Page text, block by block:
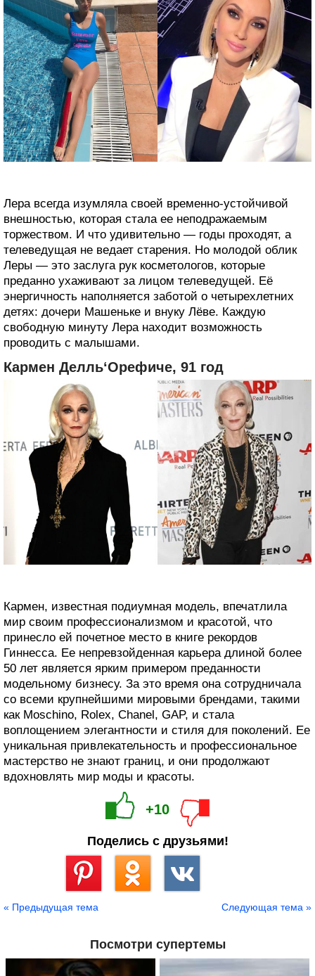
Лера всегда изумляла своей временно-устойчивой
внешностью, которая стала ее неподражаемым
торжеством. И что удивительно — годы проходят, а
телеведущая не ведает старения. Но молодой облик
Леры — это заслуга рук косметологов, которые
преданно ухаживают за лицом телеведущей. Её
энергичность наполняется заботой о четырехлетних
детях: дочери Машеньке и внуку Лёве. Каждую
свободную минуту Лера находит возможность
проводить с малышами.
Кармен Делль‘Орефиче, 91 год
Кармен, известная подиумная модель, впечатлила
мир своим профессионализмом и красотой, что
принесло ей почетное место в книге рекордов
Гиннесса. Ее непревзойденная карьера длиной более
50 лет является ярким примером преданности
модельному бизнесу. За это время она сотрудничала
со всеми крупнейшими мировыми брендами, такими
как Moschino, Rolex, Chanel, GAP, и стала
воплощением элегантности и стиля для поколений. Ее
уникальная привлекательность и профессиональное
мастерство не знают границ, и они продолжают
вдохновлять мир моды и красоты.
+10
Поделись с друзьями!
« Предыдущая тема Следующая тема »
Посмотри супертемы